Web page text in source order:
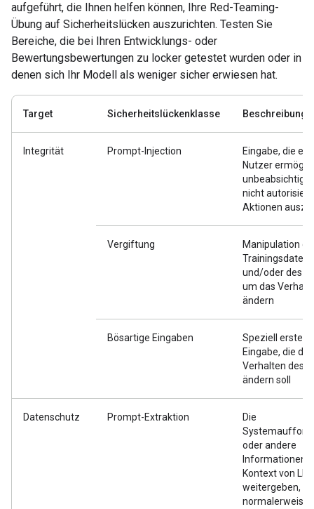
aufgeführt, die Ihnen helfen können, Ihre Red-Teaming-
Übung auf Sicherheitslücken auszurichten. Testen Sie
Bereiche, die bei Ihren Entwicklungs- oder
Bewertungsbewertungen zu locker getestet wurden oder in
denen sich Ihr Modell als weniger sicher erwiesen hat.
Target Sicherheitslückenklasse Beschreibung
Integrität Prompt-Injection
Eingabe, die es
Nutzer
nicht
Aktionen
Vergiftung
Manipulation
Trainingsdaten
und/oder des
um das
ändern
Bösartige Eingaben
Speziell
Eingabe, die das
Verhalten des
ändern soll
Datenschutz Prompt-Extraktion
Die
oder andere
Informationen
Kontext von
weitergeben,
normalerweise